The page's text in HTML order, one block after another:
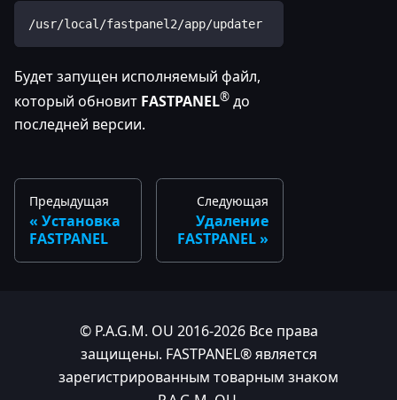
/usr/local/fastpanel2/app/updater
Будет запущен исполняемый файл,
который обновит FASTPANEL® до
последней версии.
Предыдущая
Установка
FASTPANEL
Следующая
Удаление
FASTPANEL
© P.A.G.M. OU 2016-2026 Все права
защищены. FASTPANEL® является
зарегистрированным товарным знаком